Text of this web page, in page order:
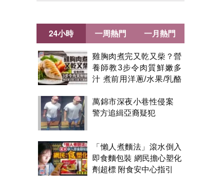
24小時
雞胸肉煮完又乾又柴？營
養師教3步令肉質鮮嫩多
汁 煮前用洋蔥/水果/乳酪
萬錦市深夜小巷性侵案
警方追緝亞裔疑犯
「懶人煮麵法」滾水倒入
即食麵包裝 網民擔心塑化
劑超標 附食安中心指引
一周熱門 一月熱門